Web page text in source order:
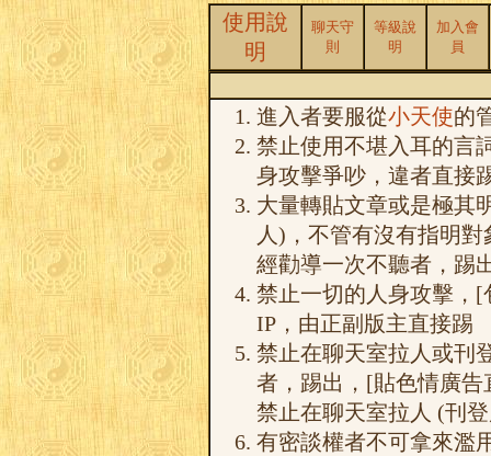
使用說
明
聊天守
則
等級說
明
加入會
員
進入者要服從小天使的
禁止使用不堪入耳的言
身攻擊爭吵，違者直接
大量轉貼文章或是極其
人)，不管有沒有指明
經勸導一次不聽者，踢
禁止一切的人身攻擊，
IP，由正副版主直接踢
禁止在聊天室拉人或刊
者，踢出，[貼色情廣
禁止在聊天室拉人 (刊
有密談權者不可拿來濫